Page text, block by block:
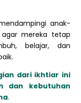
anak-
mereka tetap
belajar, dan
dari ikhtiar ini
dan kebutuhan
.